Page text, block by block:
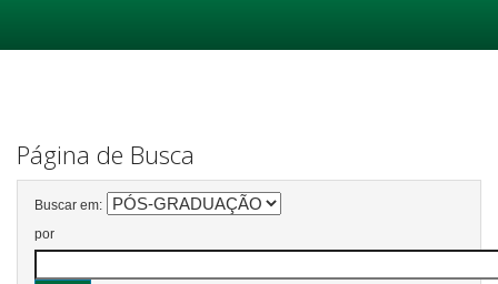
Página de Busca
Buscar em:
por